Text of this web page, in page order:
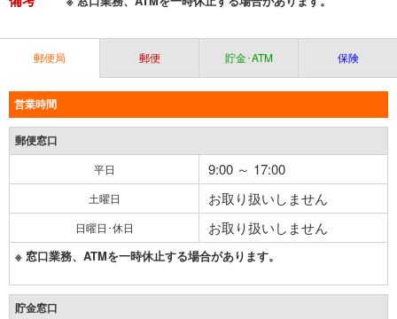
郵便局 郵便 貯金･ATM 保険
営業時間
郵便窓口
平日 9:00 ～ 17:00
土曜日 お取り扱いしません
日曜日･休日 お取り扱いしません
※ 窓口業務、ATMを一時休止する場合があります。
貯金窓口